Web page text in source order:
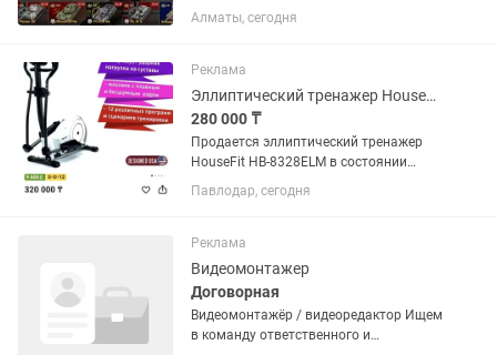
аккаунты для комфортной игры с
нормальным фармом серебра с
каждом 1-200.А так же в каждом
аккаунте...
Алматы, сегодня
Реклама
Эллиптический тренажер HouseFit HB-8328ELM
280 000 ₸
Продается эллиптический тренажер
HouseFit HB-8328ELM в состоянии
нового. Куплен новым около 6 месяцев
назад, но практически не
работает тихо и без нареканий....
Павлодар, сегодня
Реклама
Видеомонтажер
Договорная
Видеомонтажёр / видеоредактор Ищем
в команду ответственного и